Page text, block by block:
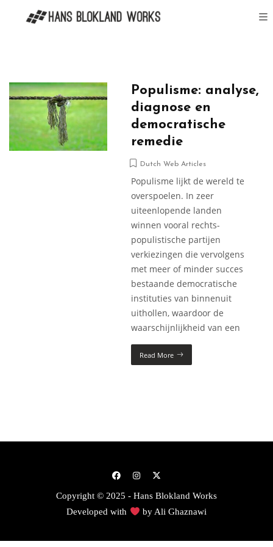
Populisme: analyse,
diagnose en
democratische
remedie
Dutch Web Articles
Populisme lijkt de wereld te
overspoelen. In zeer
uiteenlopende landen
winnen vooral rechts-
populistische partijen
verkiezingen die vervolgens
met meer of minder succes
bestaande democratische
instituties van binnenuit
uithollen, waardoor de
waarschijnlijkheid van een
Read More
Copyright © 2025 - Hans Blokland Works
Developed with
by Ali Ghaznawi